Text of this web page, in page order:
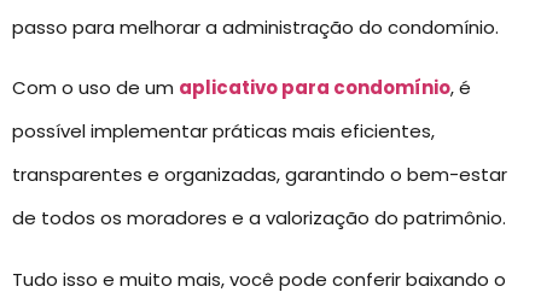
passo para melhorar a administração do condomínio.
Com o uso de um aplicativo para condomínio, é
possível implementar práticas mais eficientes,
transparentes e organizadas, garantindo o bem-estar
de todos os moradores e a valorização do patrimônio.
Tudo isso e muito mais, você pode conferir baixando o